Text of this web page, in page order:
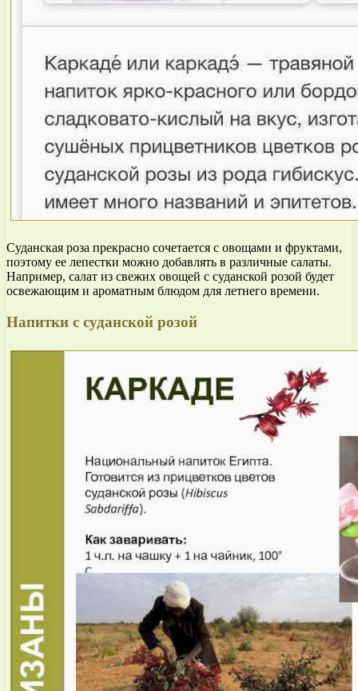
Суданская роза прекрасно сочетается с овощами и фруктами,
поэтому ее лепестки можно добавлять в различные салаты.
Например, салат из свежих овощей с суданской розой будет
освежающим и ароматным блюдом для летнего времени.
Напитки с суданской розой